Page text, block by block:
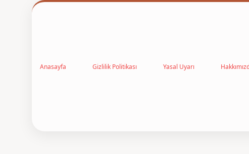
Anasayfa Gizlilik Politikası Yasal Uyarı